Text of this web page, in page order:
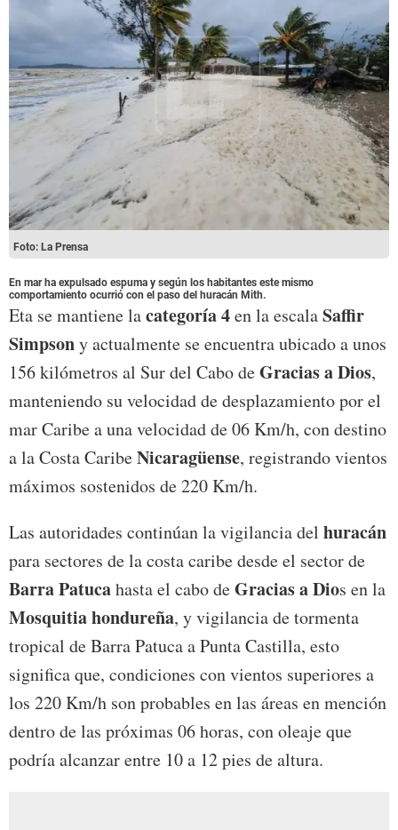
Foto: La Prensa
En mar ha expulsado espuma y según los habitantes este mismo
comportamiento ocurrió con el paso del huracán Mith.
Eta se mantiene lacategoría 4en la escalaSaffir
Simpsony actualmente se encuentra ubicado a unos
156 kilómetros al Sur del Cabo deGracias a Dios,
manteniendo su velocidad de desplazamiento por el
mar Caribe a una velocidad de 06 Km/h, con destino
a la Costa CaribeNicaragüense, registrando vientos
máximos sostenidos de 220 Km/h.
Las autoridades continúan la vigilancia del huracán
para sectores de la costa caribe desde el sector de
Barra Patucahasta el cabo deGracias a Dios en la
Mosquitiahondureña, y vigilancia de tormenta
tropical de Barra Patuca a Punta Castilla, esto
significa que, condiciones con vientos superiores a
los 220 Km/h son probables en las áreas en mención
dentro de las próximas 06 horas, con oleaje que
podría alcanzar entre 10 a 12 pies de altura.